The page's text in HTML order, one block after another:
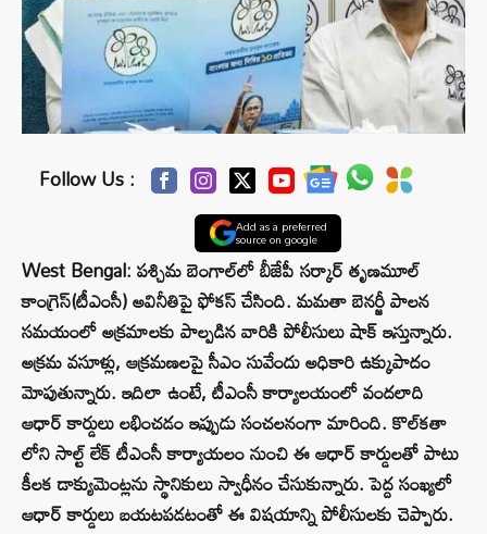
Follow Us :
Add as a preferred
source on google
West Bengal: పశ్చిమ బెంగాల్‌లో బీజేపీ సర్కార్ తృణమూల్
కాంగ్రెస్(టీఎంసీ) అవినీతిపై ఫోకస్ చేసింది. మమతా బెనర్జీ పాలన
సమయంలో అక్రమాలకు పాల్పడిన వారికి పోలీసులు షాక్ ఇస్తున్నారు.
అక్రమ వసూళ్లు, ఆక్రమణలపై సీఎం సువేందు అధికారి ఉక్కుపాదం
మోపుతున్నారు. ఇదిలా ఉంటే, టీఎంసీ కార్యాలయంలో వందలాది
ఆధార్ కార్డులు లభించడం ఇప్పుడు సంచలనంగా మారింది. కొల్‌కతా
లోని సాల్ట్ లేక్ టీఎంసీ కార్యాయలం నుంచి ఈ ఆధార్ కార్డులతో పాటు
కీలక డాక్యుమెంట్లను స్థానికులు స్వాధీనం చేసుకున్నారు. పెద్ద సంఖ్యలో
ఆధార్ కార్డులు బయటపడటంతో ఈ విషయాన్ని పోలీసులకు చెప్పారు.